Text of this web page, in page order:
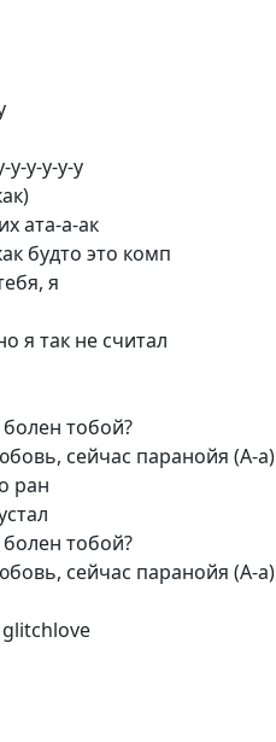
у-у-у-у-у
ата-а-ак
будто это комп
я
я так не считал
тобой?
сейчас паранойя (А-а)
ран
тобой?
сейчас паранойя (А-а)